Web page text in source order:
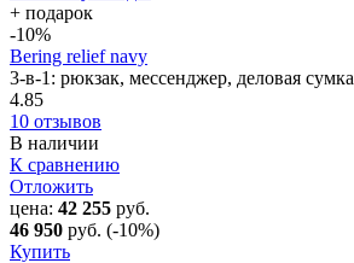
+ подарок
-10%
Bering relief navy
3-в-1: рюкзак, мессенджер, деловая сумка
4.85
10 отзывов
В наличии
К сравнению
Отложить
цена: 42 255 руб.
46 950 руб. (-10%)
Купить